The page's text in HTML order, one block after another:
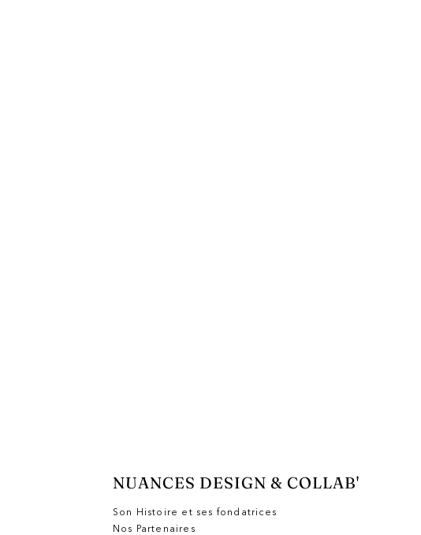
NUANCES DESIGN & COLLAB'
Son Histoire et ses fondatrices
Nos Partenaires